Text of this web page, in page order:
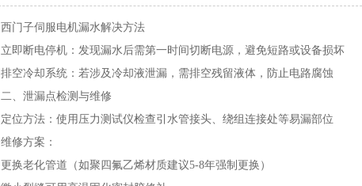
西门子伺服电机漏水解决方法
立即断电停机‌：发现漏水后需第一时间切断电源，避免短路或设备损坏‌
排空冷却系统‌：若涉及冷却液泄漏，需排空残留液体，防止电路腐蚀‌
二、泄漏点检测与维修
定位方法‌：使用压力测试仪检查引水管接头、绕组连接处等易漏部位‌
维修方案‌：
更换老化管道（如聚四氟乙烯材质建议5-8年强制更换）‌